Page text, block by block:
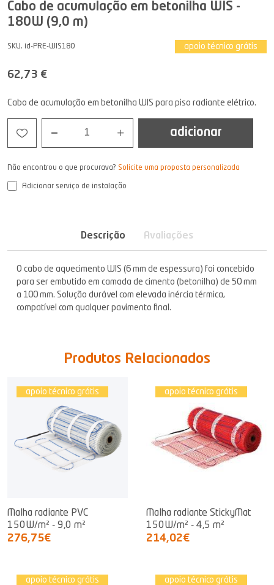
Cabo de acumulação em betonilha WIS -
180W (9,0 m)
SKU. id-PRE-WIS180 apoio técnico grátis
62,73 €
Cabo de acumulação em betonilha WIS para piso radiante elétrico.
1 adicionar
Não encontrou o que procurava? Solicite uma proposta personalizada
Adicionar serviço de instalação
Descrição Avaliações
O cabo de aquecimento WIS (6 mm de espessura) foi concebido
para ser embutido em camada de cimento (betonilha) de 50 mm
a 100 mm. Solução durável com elevada inércia térmica,
compatível com qualquer pavimento final.
Produtos Relacionados
apoio técnico grátis
Malha radiante PVC
150W/m² - 9,0 m²
276,75€
apoio técnico grátis
Malha radiante StickyMat
150W/m² - 4,5 m²
214,02€
apoio técnico grátis apoio técnico grátis